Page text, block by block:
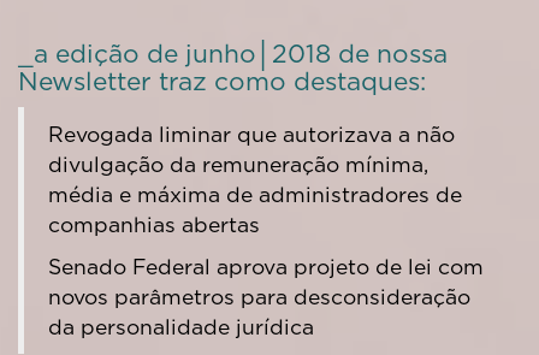
_a edição de junho│2018 de nossa
Newsletter traz como destaques:
Revogada liminar que autorizava a não
divulgação da remuneração mínima,
média e máxima de administradores de
companhias abertas
Senado Federal aprova projeto de lei com
novos parâmetros para desconsideração
da personalidade jurídica